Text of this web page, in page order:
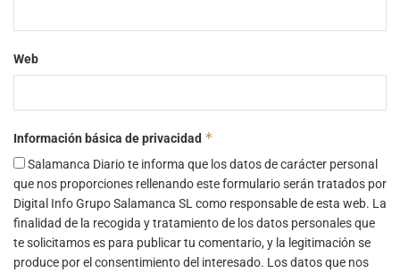
Web
Información básica de privacidad *
Salamanca Diario te informa que los datos de carácter personal
que nos proporciones rellenando este formulario serán tratados por
Digital Info Grupo Salamanca SL como responsable de esta web. La
finalidad de la recogida y tratamiento de los datos personales que
te solicitamos es para publicar tu comentario, y la legitimación se
produce por el consentimiento del interesado. Los datos que nos